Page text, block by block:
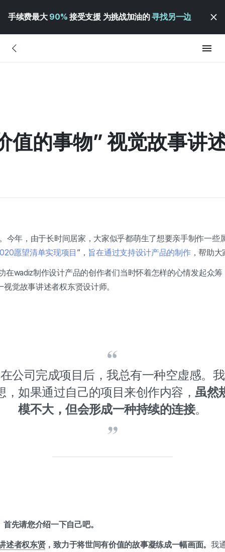
手续费最大 90% 接受支援 为挑战加油的寻找另一边
值的事物” 视觉故事讲
今年，由于长时间居家，大家似乎都萌生了想要亲手制作一些
愿望清单实现项目 ”， 旨在通过支持设计产品的制作，帮助大
在wadiz制作设计产品的创作者们当时怀着怎样的心情发起众
觉故事讲述者权东贤设计师。
在公司完成项目后，我总有一种空虚感。我
，如果通过自己的项目来创作内容，虽然
模不大，但会形成一种持续的连接。
先请您介绍一下自己吧。
述者权东贤，致力于将世间有价值的故事凝练成一幅画面。我